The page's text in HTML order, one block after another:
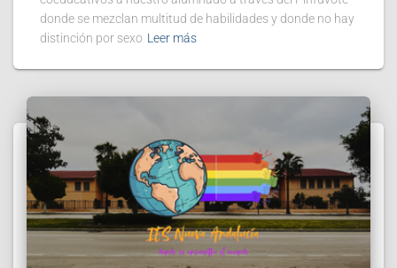
donde se mezclan multitud de habilidades y donde no hay
distinción por sexo Leer más